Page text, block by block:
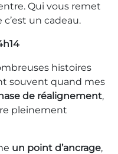
Qui vous remet
un cadeau.
histoires
souvent quand mes
de réalignement,
pleinement
un point d’ancrage,